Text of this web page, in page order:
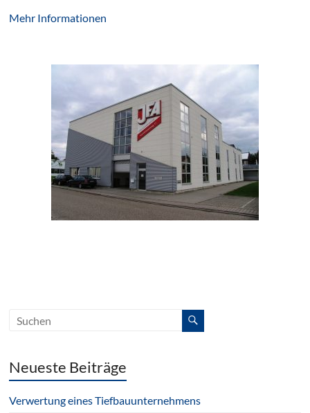
Mehr Informationen
Neueste Beiträge
Verwertung eines Tiefbauunternehmens